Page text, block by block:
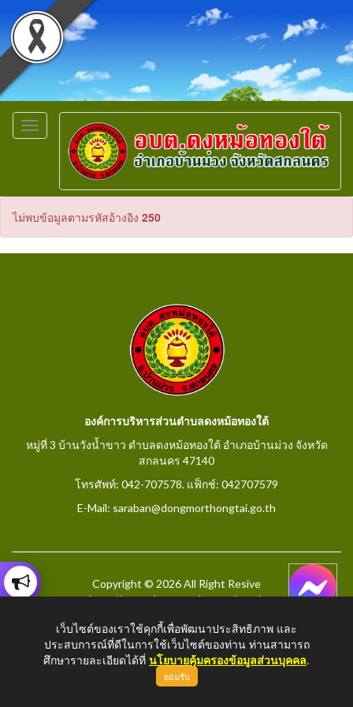
Toggle
navigation
ไม่พบข้อมูลตามรหัสอ้างอิง 250
องค์การบริหารส่วนตำบลดงหม้อทองใต้
หมู่ที่ 3 บ้านวังน้ำขาว ตำบลดงหม้อทองใต้ อำเภอบ้านม่วง จังหวัด
สกลนคร 47140
โทรศัพท์: 042-707578. แฟ็กช์: 042707579
E-Mail: saraban@dongmorthongtai.go.th
Copyright © 2026 All Right Resive
http://www.dongmorthongtai.go.th
เว็บไซต์ของเราใช้คุกกี้เพื่อพัฒนาประสิทธิภาพ และ
ประสบการณ์ที่ดีในการใช้เว็บไซต์ของท่าน ท่านสามารถ
ศึกษารายละเอียดได้ที่ นโยบายคุ้มครองข้อมูลส่วนบุคคล.
ยอมรับ